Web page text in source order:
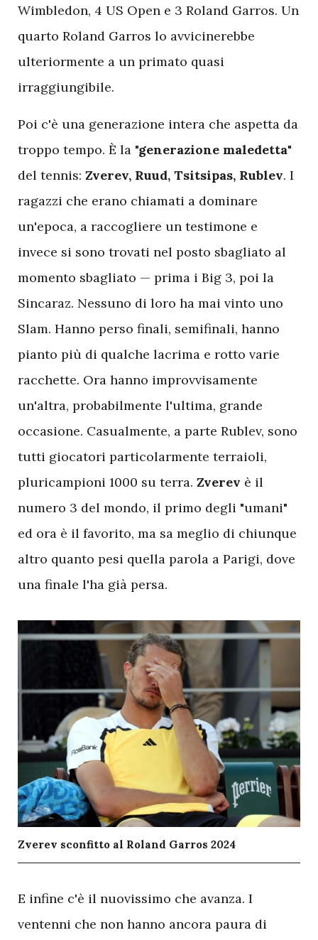
Wimbledon, 4 US Open e 3 Roland Garros. Un
quarto Roland Garros lo avvicinerebbe
ulteriormente a un primato quasi
irraggiungibile.
Poi c'è una generazione intera che aspetta da
troppo tempo. È la "generazione maledetta"
del tennis: Zverev, Ruud, Tsitsipas, Rublev. I
ragazzi che erano chiamati a dominare
un'epoca, a raccogliere un testimone e
invece si sono trovati nel posto sbagliato al
momento sbagliato — prima i Big 3, poi la
Sincaraz. Nessuno di loro ha mai vinto uno
Slam. Hanno perso finali, semifinali, hanno
pianto più di qualche lacrima e rotto varie
racchette. Ora hanno improvvisamente
un'altra, probabilmente l'ultima, grande
occasione. Casualmente, a parte Rublev, sono
tutti giocatori particolarmente terraioli,
pluricampioni 1000 su terra. Zverev è il
numero 3 del mondo, il primo degli "umani"
ed ora è il favorito, ma sa meglio di chiunque
altro quanto pesi quella parola a Parigi, dove
una finale l'ha già persa.
Zverev sconfitto al Roland Garros 2024
E infine c'è il nuovissimo che avanza. I
ventenni che non hanno ancora paura di